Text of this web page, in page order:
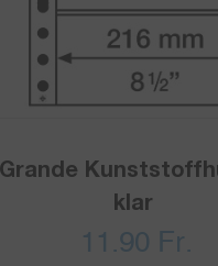
Grande
klar
11.90 Fr.